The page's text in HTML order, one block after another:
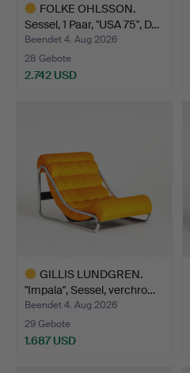
FOLKE OHLSSON.
Sessel, 1 Paar, "USA 75", D…
Beendet 4. Aug 2026
28 Gebote
2.742 USD
GILLIS LUNDGREN.
"Impala", Sessel, verchro…
Beendet 4. Aug 2026
29 Gebote
1.687 USD